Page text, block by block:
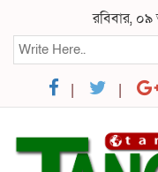
রবিবার,